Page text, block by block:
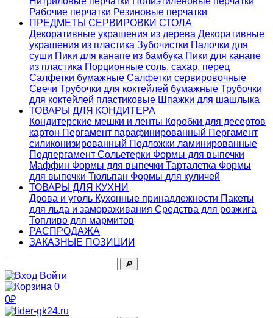
Рабочие перчатки Резиновые перчатки
ПРЕДМЕТЫ СЕРВИРОВКИ СТОЛА
Декоративные украшения из дерева Декоративные
украшения из пластика Зубочистки Палочки для
суши Пики для канапе из бамбука Пики для канапе
из пластика Порционные соль, сахар, перец
Салфетки бумажные Салфетки сервировочные
Свечи Трубочки для коктейлей бумажные Трубочки
для коктейлей пластиковые Шпажки для шашлыка
ТОВАРЫ ДЛЯ КОНДИТЕРА
Кондитерские мешки и ленты Коробки для десертов
картон Пергамент парафинированный Пергамент
силиконизированный Подложки ламинированные
Подпергамент Сольетерки Формы для выпечки
Маффин Формы для выпечки Тарталетка Формы
для выпечки Тюльпан Формы для куличей
ТОВАРЫ ДЛЯ КУХНИ
Дрова и уголь Кухонные принадлежности Пакеты
для льда и замораживания Средства для розжига
Топливо для мармитов
РАСПРОДАЖА
ЗАКАЗНЫЕ ПОЗИЦИИ
🔎︎
Войти
0
0₽